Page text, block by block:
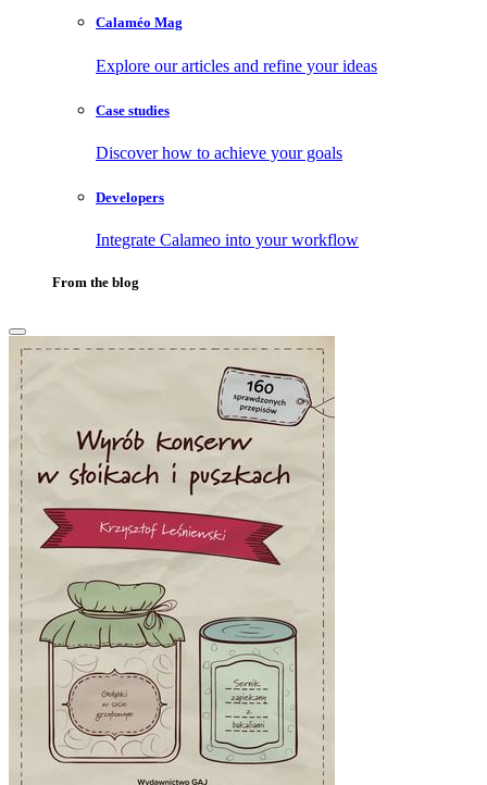
Calaméo Mag
Explore our articles and refine your ideas
Case studies
Discover how to achieve your goals
Developers
Integrate Calameo into your workflow
From the blog